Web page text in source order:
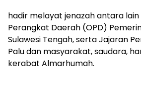
hadir melayat jenazah antara lain
Perangkat Daerah (OPD)
Sulawesi Tengah, serta Jajaran
Palu dan masyarakat, saudara,
kerabat Almarhumah.